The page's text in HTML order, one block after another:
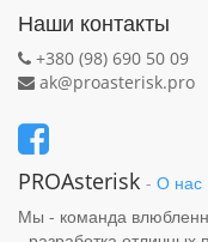
Наши контакты
+380 (98) 690 50 09
ak@proasterisk.pro
PROAsterisk - О нас
Мы - команда